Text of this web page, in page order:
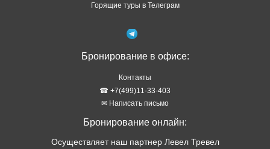
Горящие туры в Телеграм
Бронирование в офисе:
Контакты
☎ +7(499)11-33-403
✉ Написать письмо
Бронирование онлайн:
Осуществляет наш партнер Левел Тревел